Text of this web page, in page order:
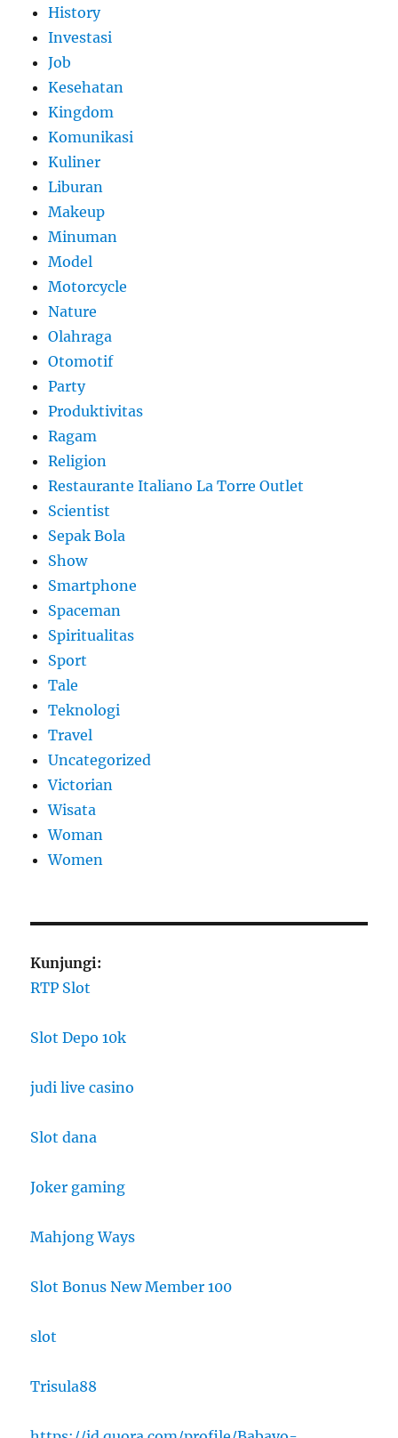
History
Investasi
Job
Kesehatan
Kingdom
Komunikasi
Kuliner
Liburan
Makeup
Minuman
Model
Motorcycle
Nature
Olahraga
Otomotif
Party
Produktivitas
Ragam
Religion
Restaurante Italiano La Torre Outlet
Scientist
Sepak Bola
Show
Smartphone
Spaceman
Spiritualitas
Sport
Tale
Teknologi
Travel
Uncategorized
Victorian
Wisata
Woman
Women
Kunjungi:
RTP Slot
Slot Depo 10k
judi live casino
Slot dana
Joker gaming
Mahjong Ways
Slot Bonus New Member 100
slot
Trisula88